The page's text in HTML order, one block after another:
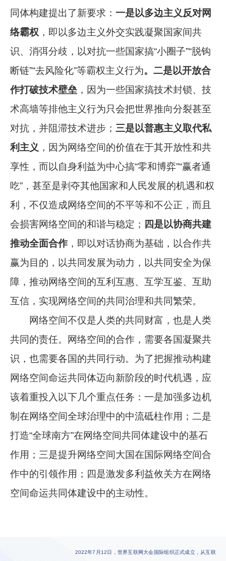
同体构建提出了新要求：一是以多边主义反对网
络霸权 ，即以多边主义外交实践凝聚国家间共
识、消弭分歧，以对抗一些国家搞“小圈子”“脱钩
断链”“去风险化”等霸权主义行为。二是以开放合
作打破技术壁垒 ，因为一些国家搞技术封锁、技
术高墙等排他主义行为只会把世界推向分裂甚至
对抗，并阻滞技术进步；三是以普惠主义取代私
利主义 ，因为网络空间的价值在于其开放性和共
享性，而以自身利益为中心搞“零和博弈”“赢者通
吃”，甚至是剥夺其他国家和人民发展的机遇和权
利，不仅造成网络空间的不平等和不公正，而且
会损害网络空间的和谐与稳定； 四是以协商共建
推动全面合作，即以对话协商为基础，以合作共
赢为目的，以共同发展为动力，以共同安全为保
障，推动网络空间的互利互惠、互学互鉴、互助
互信，实现网络空间的共同治理和共同繁荣。
网络空间不仅是人类的共同财富，也是人类
共同的责任。网络空间的合作，需要各国凝聚共
识，也需要各国的共同行动。为了把握推动构建
网络空间命运共同体迈向新阶段的时代机遇，应
该着重投入以下几个重点任务：一是加强多边机
制在网络空间全球治理中的中流砥柱作用；二是
打造“全球南方”在网络空间共同体建设中的基石
作用；三是提升网络空间大国在国际网络空间合
作中的引领作用；四是激发多利益攸关方在网络
空间命运共同体建设中的主动性。
2022年7月12日，世界互联网大会国际组织正式成立，从互联